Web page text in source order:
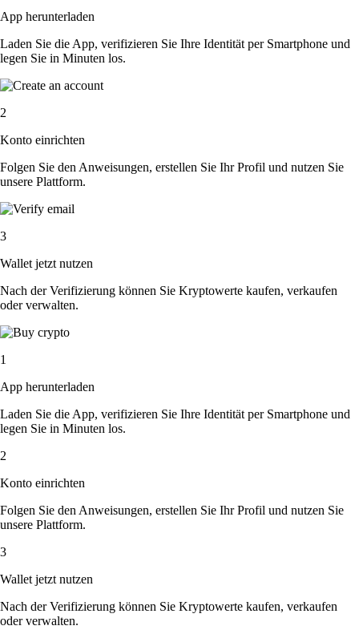
App herunterladen
Laden Sie die App, verifizieren Sie Ihre Identität per Smartphone und
legen Sie in Minuten los.
2
Konto einrichten
Folgen Sie den Anweisungen, erstellen Sie Ihr Profil und nutzen Sie
unsere Plattform.
3
Wallet jetzt nutzen
Nach der Verifizierung können Sie Kryptowerte kaufen, verkaufen
oder verwalten.
1
App herunterladen
Laden Sie die App, verifizieren Sie Ihre Identität per Smartphone und
legen Sie in Minuten los.
2
Konto einrichten
Folgen Sie den Anweisungen, erstellen Sie Ihr Profil und nutzen Sie
unsere Plattform.
3
Wallet jetzt nutzen
Nach der Verifizierung können Sie Kryptowerte kaufen, verkaufen
oder verwalten.